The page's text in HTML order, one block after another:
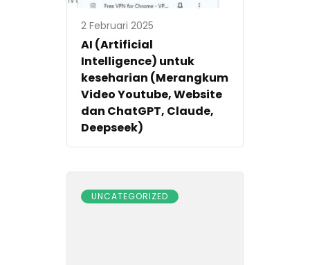
2 Februari 2025
AI (Artificial
Intelligence) untuk
keseharian (Merangkum
Video Youtube, Website
dan ChatGPT, Claude,
Deepseek)
UNCATEGORIZED